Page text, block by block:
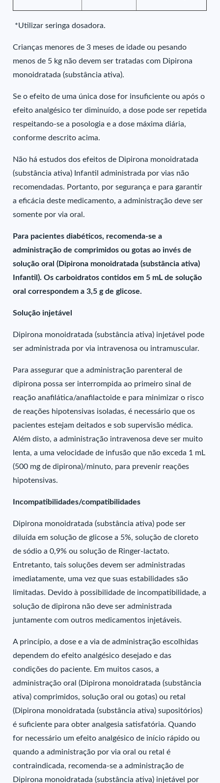
*Utilizar seringa dosadora.
Crianças menores de 3 meses de idade ou pesando
menos de 5 kg não devem ser tratadas com Dipirona
monoidratada (substância ativa).
Se o efeito de uma única dose for insuficiente ou após o
efeito analgésico ter diminuído, a dose pode ser repetida
respeitando-se a posologia e a dose máxima diária,
conforme descrito acima.
Não há estudos dos efeitos de Dipirona monoidratada
(substância ativa) Infantil administrada por vias não
recomendadas. Portanto, por segurança e para garantir
a eficácia deste medicamento, a administração deve ser
somente por via oral.
Para pacientes diabéticos, recomenda-se a
administração de comprimidos ou gotas ao invés de
solução oral (Dipirona monoidratada (substância ativa)
Infantil). Os carboidratos contidos em 5 mL de solução
oral correspondem a 3,5 g de glicose.
Solução injetável
Dipirona monoidratada (substância ativa) injetável pode
ser administrada por via intravenosa ou intramuscular.
Para assegurar que a administração parenteral de
dipirona possa ser interrompida ao primeiro sinal de
reação anafilática/anafilactoide e para minimizar o risco
de reações hipotensivas isoladas, é necessário que os
pacientes estejam deitados e sob supervisão médica.
Além disto, a administração intravenosa deve ser muito
lenta, a uma velocidade de infusão que não exceda 1 mL
(500 mg de dipirona)/minuto, para prevenir reações
hipotensivas.
Incompatibilidades/compatibilidades
Dipirona monoidratada (substância ativa) pode ser
diluída em solução de glicose a 5%, solução de cloreto
de sódio a 0,9% ou solução de Ringer-lactato.
Entretanto, tais soluções devem ser administradas
imediatamente, uma vez que suas estabilidades são
limitadas. Devido à possibilidade de incompatibilidade, a
solução de dipirona não deve ser administrada
juntamente com outros medicamentos injetáveis.
A princípio, a dose e a via de administração escolhidas
dependem do efeito analgésico desejado e das
condições do paciente. Em muitos casos, a
administração oral (Dipirona monoidratada (substância
ativa) comprimidos, solução oral ou gotas) ou retal
(Dipirona monoidratada (substância ativa) supositórios)
é suficiente para obter analgesia satisfatória. Quando
for necessário um efeito analgésico de início rápido ou
quando a administração por via oral ou retal é
contraindicada, recomenda-se a administração de
Dipirona monoidratada (substância ativa) injetável por